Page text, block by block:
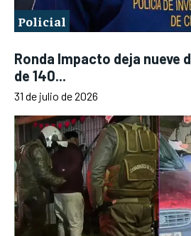
Policial
Ronda Impacto deja nueve
de 140...
31 de julio de 2026